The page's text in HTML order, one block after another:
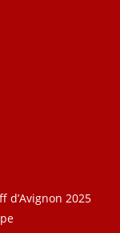
d’Avignon 2025